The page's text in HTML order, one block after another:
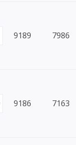
9189 7986
9186 7163